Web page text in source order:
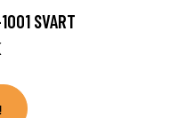
SVART